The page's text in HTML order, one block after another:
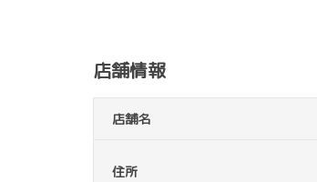
店舗情報
店舗名
住所